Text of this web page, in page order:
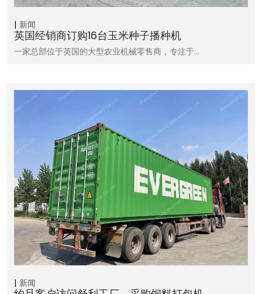
新闻
英国经销商订购16台玉米种子播种机
一家总部位于英国的大型农业机械零售商，专注于…
新闻